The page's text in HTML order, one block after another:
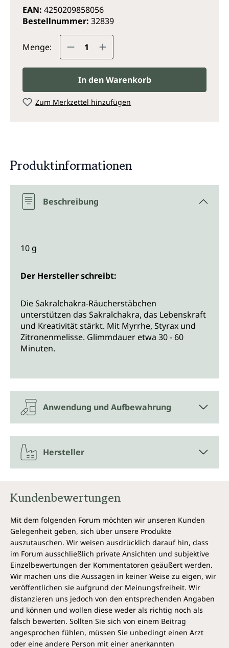
EAN: 4250209858056
Bestellnummer: 32839
Menge: Produkt Anzahl: Gib den
In den Warenkorb
Zum Merkzettel hinzufügen
Produktinformationen
Beschreibung
10 g
Der Hersteller schreibt:
Die Sakralchakra-Räucherstäbchen
unterstützen das Sakralchakra, das Lebenskraft
und Kreativität stärkt. Mit Myrrhe, Styrax und
Zitronenmelisse. Glimmdauer etwa 30 - 60
Minuten.
Anwendung und Aufbewahrung
Hersteller
Kundenbewertungen
Mit dem folgenden Forum möchten wir unseren Kunden
Gelegenheit geben, sich über unsere Produkte
auszutauschen. Wir weisen ausdrücklich darauf hin, dass
im Forum ausschließlich private Ansichten und subjektive
Einzelbewertungen der Kommentatoren geäußert werden.
Wir machen uns die Aussagen in keiner Weise zu eigen, wir
veröffentlichen sie aufgrund der Meinungsfreiheit. Wir
distanzieren uns jedoch von den entsprechenden Angaben
und können und wollen diese weder als richtig noch als
falsch bewerten. Sollten Sie sich von einem Beitrag
angesprochen fühlen, müssen Sie unbedingt einen Arzt
oder eine andere Person mit einer anerkannten